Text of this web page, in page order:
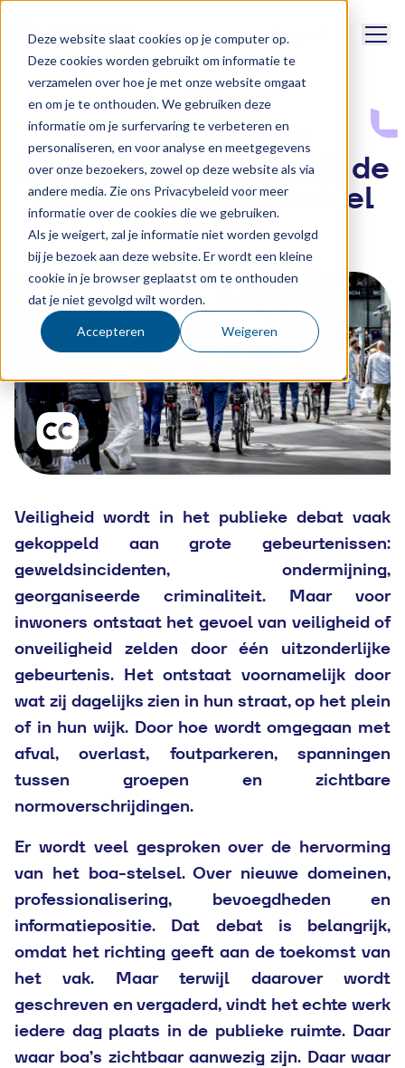
Deze website slaat cookies op je computer op.
Deze cookies worden gebruikt om informatie te
verzamelen over hoe je met onze website omgaat
en om je te onthouden. We gebruiken deze
informatie om je surfervaring te verbeteren en
personaliseren, en voor analyse en meetgegevens
over onze bezoekers, zowel op deze website als via
andere media. Zie ons Privacybeleid voor meer
informatie over de cookies die we gebruiken.
Als je weigert, zal je informatie niet worden gevolgd
bij je bezoek aan deze website. Er wordt een kleine
cookie in je browser geplaatst om te onthouden
dat je niet gevolgd wilt worden.
Accepteren Weigeren
Support
News
Hoe miljoenen
interventies van boa’s de
publieke ruimte stabiel
houden
Veiligheid wordt in het publieke debat vaak
gekoppeld aan grote gebeurtenissen:
geweldsincidenten, ondermijning,
georganiseerde criminaliteit. Maar voor
inwoners ontstaat het gevoel van veiligheid of
onveiligheid zelden door één uitzonderlijke
gebeurtenis. Het ontstaat voornamelijk door
wat zij dagelijks zien in hun straat, op het plein
of in hun wijk. Door hoe wordt omgegaan met
afval, overlast, foutparkeren, spanningen
tussen groepen en zichtbare
normoverschrijdingen.
Er wordt veel gesproken over de hervorming
van het boa-stelsel. Over nieuwe domeinen,
professionalisering, bevoegdheden en
informatiepositie. Dat debat is belangrijk,
omdat het richting geeft aan de toekomst van
het vak. Maar terwijl daarover wordt
geschreven en vergaderd, vindt het echte werk
iedere dag plaats in de publieke ruimte. Daar
waar boa’s zichtbaar aanwezig zijn. Daar waar